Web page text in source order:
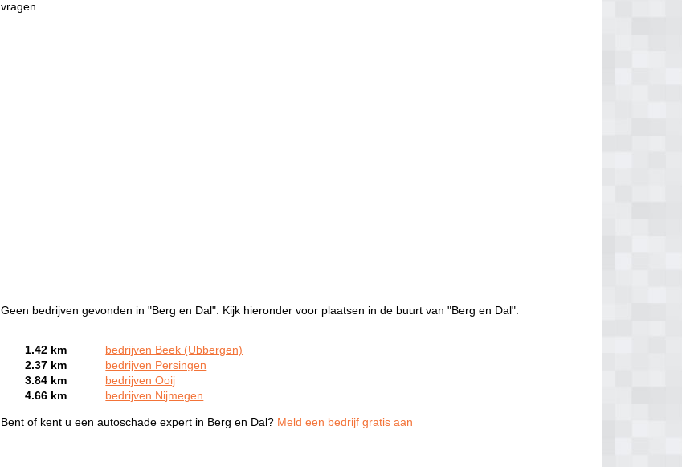
vragen.
Geen bedrijven gevonden in "Berg en Dal". Kijk hieronder voor plaatsen in de buurt van "Berg en Dal".
1.42 km
bedrijven Beek (Ubbergen)
2.37 km
bedrijven Persingen
3.84 km
bedrijven Ooij
4.66 km
bedrijven Nijmegen
Bent of kent u een autoschade expert in Berg en Dal? Meld een bedrijf gratis aan